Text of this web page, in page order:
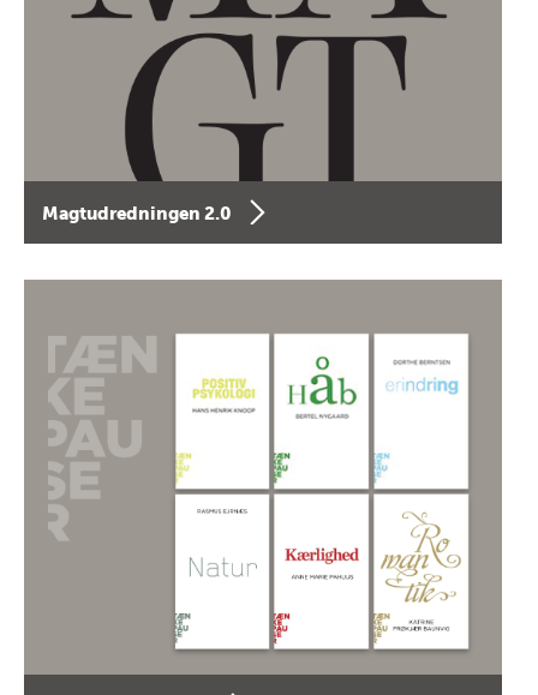
Magtudredningen 2.0